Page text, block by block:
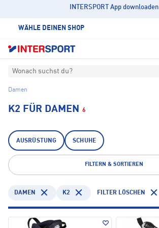
INTERSPORT App downloaden
WÄHLE DEINEN SHOP
Wonach suchst du?
Damen
K2 FÜR DAMEN 6
AUSRÜSTUNG SCHUHE
FILTERN & SORTIEREN
DAMEN K2 FILTER LÖSCHEN